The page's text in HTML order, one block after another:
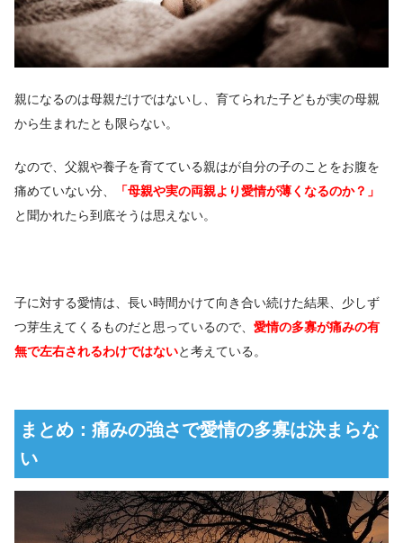
親になるのは母親だけではないし、育てられた子どもが実の母親
から生まれたとも限らない。
なので、父親や養子を育てている親はが自分の子のことをお腹を
痛めていない分、
「母親や実の両親より愛情が薄くなるのか？」
と聞かれたら到底そうは思えない。
子に対する愛情は、長い時間かけて向き合い続けた結果、少しず
つ芽生えてくるものだと思っているので、 愛情の多寡が痛みの有
無で左右されるわけではないと考えている。
まとめ：痛みの強さで愛情の多寡は決まらな
い